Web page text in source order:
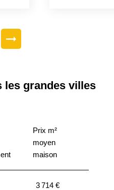
les grandes villes
Prix m²
moyen
maison
3 714 €